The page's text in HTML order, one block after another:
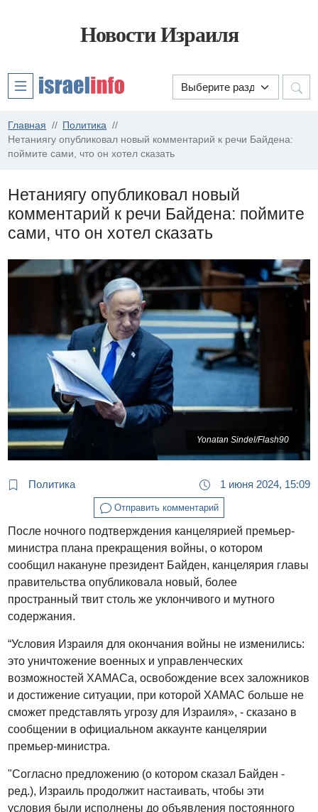
Новости Израиля
Главная
Политика
Нетаниягу опубликовал новый комментарий к речи Байдена:
поймите сами, что он хотел сказать
Нетаниягу опубликовал новый
комментарий к речи Байдена: поймите
сами, что он хотел сказать
Yonatan Sindel/Flash90
Политика 1 июня 2024, 15:09
Отправить комментарий
После ночного подтверждения канцелярией премьер-
министра плана прекращения войны, о котором
сообщил накануне президент Байден, канцелярия главы
правительства опубликовала новый, более
пространный твит столь же уклончивого и мутного
содержания.
“Условия Израиля для окончания войны не изменились:
это уничтожение военных и управленческих
возможностей ХАМАСа, освобождение всех заложников
и достижение ситуации, при которой ХАМАС больше не
сможет представлять угрозу для Израиля», - сказано в
сообщении в официальном аккаунте канцелярии
премьер-министра.
"Согласно предложению (о котором сказал Байден -
ред.), Израиль продолжит настаивать, чтобы эти
условия были исполнены до объявления постоянного